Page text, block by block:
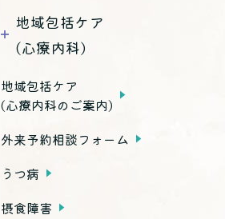
地域包括ケア
(心療内科)
地域包括ケア
(心療内科のご案内)
外来予約相談フォーム
うつ病
摂食障害